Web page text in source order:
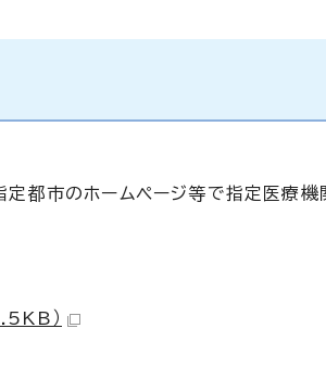
都市のホームページ等で指定医療機
）